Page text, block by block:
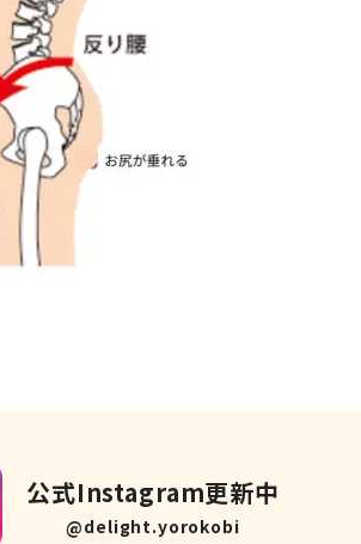
公式Instagram更新中
@delight.yorokobi